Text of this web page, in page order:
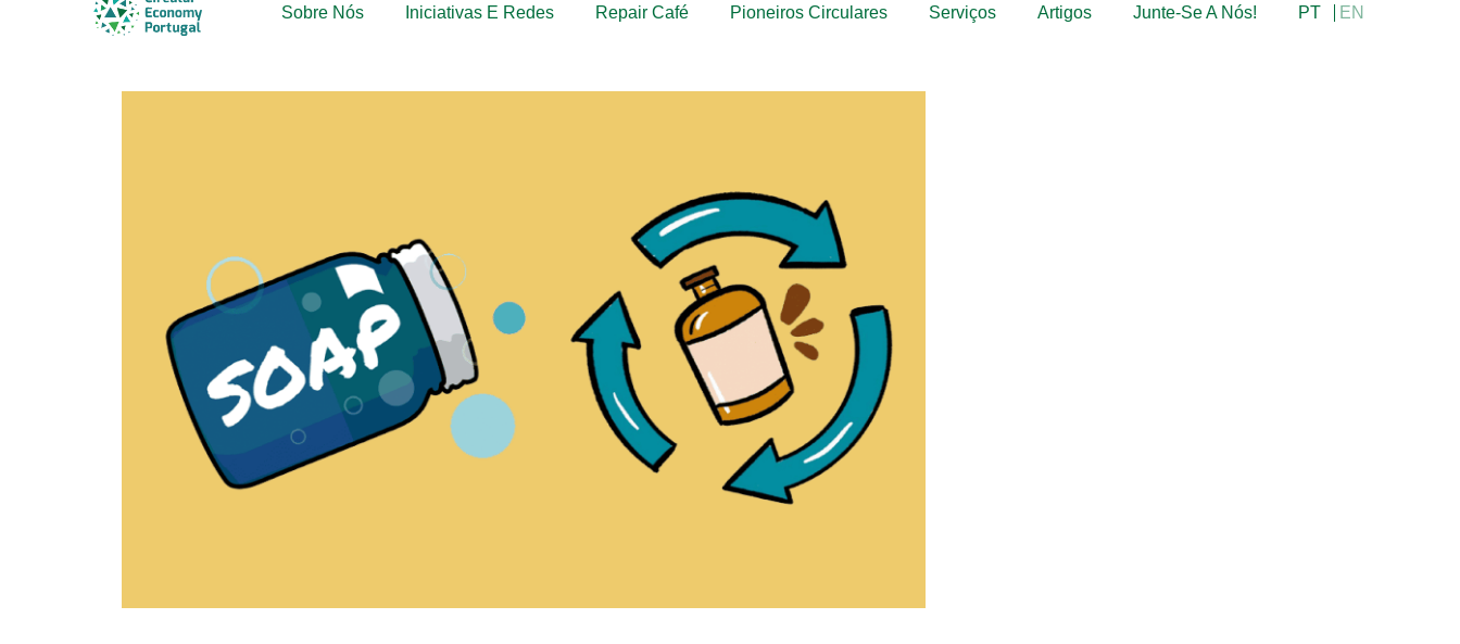
Sobre Nós Iniciativas E Redes Repair Café Pioneiros Circulares Serviços Artigos Junte-Se A Nós! PT EN